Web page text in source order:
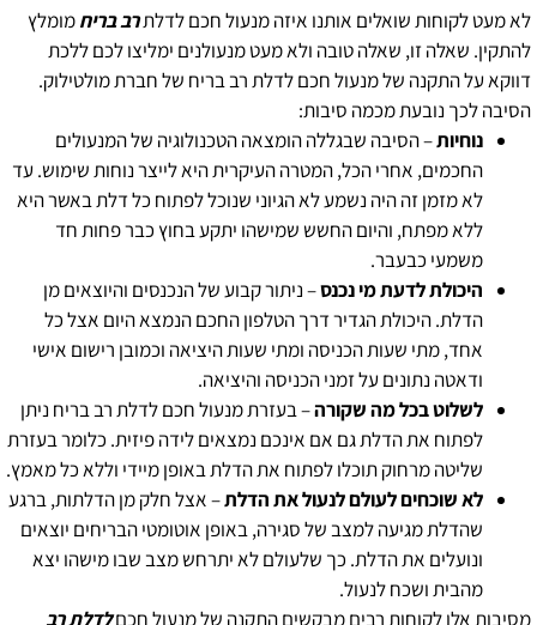
לא מעט לקוחות שואלים אותנו איזה מנעול חכם לדלתרב בריחמומלץ
להתקין. שאלה זו, שאלה טובה ולא מעט מנעולנים ימליצו לכם ללכת
דווקא על התקנה של מנעול חכם לדלת רב בריח של חברת מולטילוק.
הסיבה לכך נובעת מכמה סיבות:
נוחיות– הסיבה שבגללה הומצאה הטכנולוגיה של המנעולים
החכמים, אחרי הכל, המטרה העיקרית היא לייצר נוחות שימוש. עד
לא מזמן זה היה נשמע לא הגיוני שנוכל לפתוח כל דלת באשר היא
ללא מפתח, והיום החשש שמישהו יתקע בחוץ כבר פחות חד
משמעי כבעבר.
היכולת לדעת מי נכנס– ניתור קבוע של הנכנסים והיוצאים מן
הדלת. היכולת הגדיר דרך הטלפון החכם הנמצא היום אצל כל
אחד, מתי שעות הכניסה ומתי שעות היציאה וכמובן רישום אישי
ודאטה נתונים על זמני הכניסה והיציאה.
לשלוט בכל מה שקורה– בעזרת מנעול חכם לדלת רב בריח ניתן
לפתוח את הדלת גם אם אינכם נמצאים לידה פיזית. כלומר בעזרת
שליטה מרחוק תוכלו לפתוח את הדלת באופן מיידי וללא כל מאמץ.
לא שוכחים לעולם לנעול את הדלת– אצל חלק מן הדלתות, ברגע
שהדלת מגיעה למצב של סגירה, באופן אוטומטי הבריחים יוצאים
ונועלים את הדלת. כך שלעולם לא יתרחש מצב שבו מישהו יצא
מהבית ושכח לנעול.
מסיבות אלו לקוחות רבים מבקשים התקנה של מנעול חכםלדלת רב